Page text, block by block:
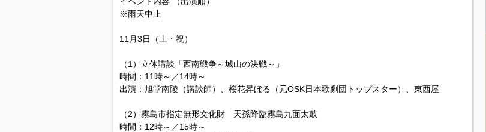
※雨天中止
11月3日（土・祝）
（1）立体講談「西南戦争～城山の決戦～」
時間：11時～／14時～
出演：旭堂南陵（講談師）、桜花昇ぼる（元OSK日本歌劇団トップスター）、東西屋
（2）霧島市指定無形文化財 天孫降臨霧島九面太鼓
時間：12時～／15時～